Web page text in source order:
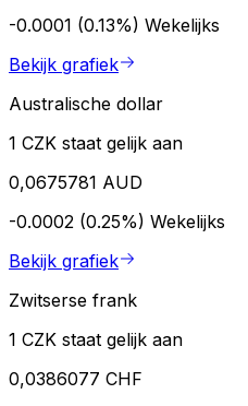
-0.0001 (0.13%) Wekelijks
Bekijk grafiek
Australische dollar
1 CZK staat gelijk aan
0,0675781 AUD
-0.0002 (0.25%) Wekelijks
Bekijk grafiek
Zwitserse frank
1 CZK staat gelijk aan
0,0386077 CHF